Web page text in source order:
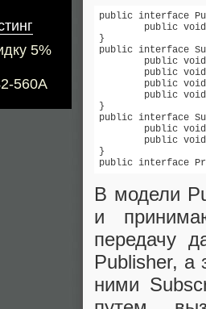
5%
560A
public interface
}
public interface
}
public interface
}
В модели
и
передачу
Publisher, а
ними